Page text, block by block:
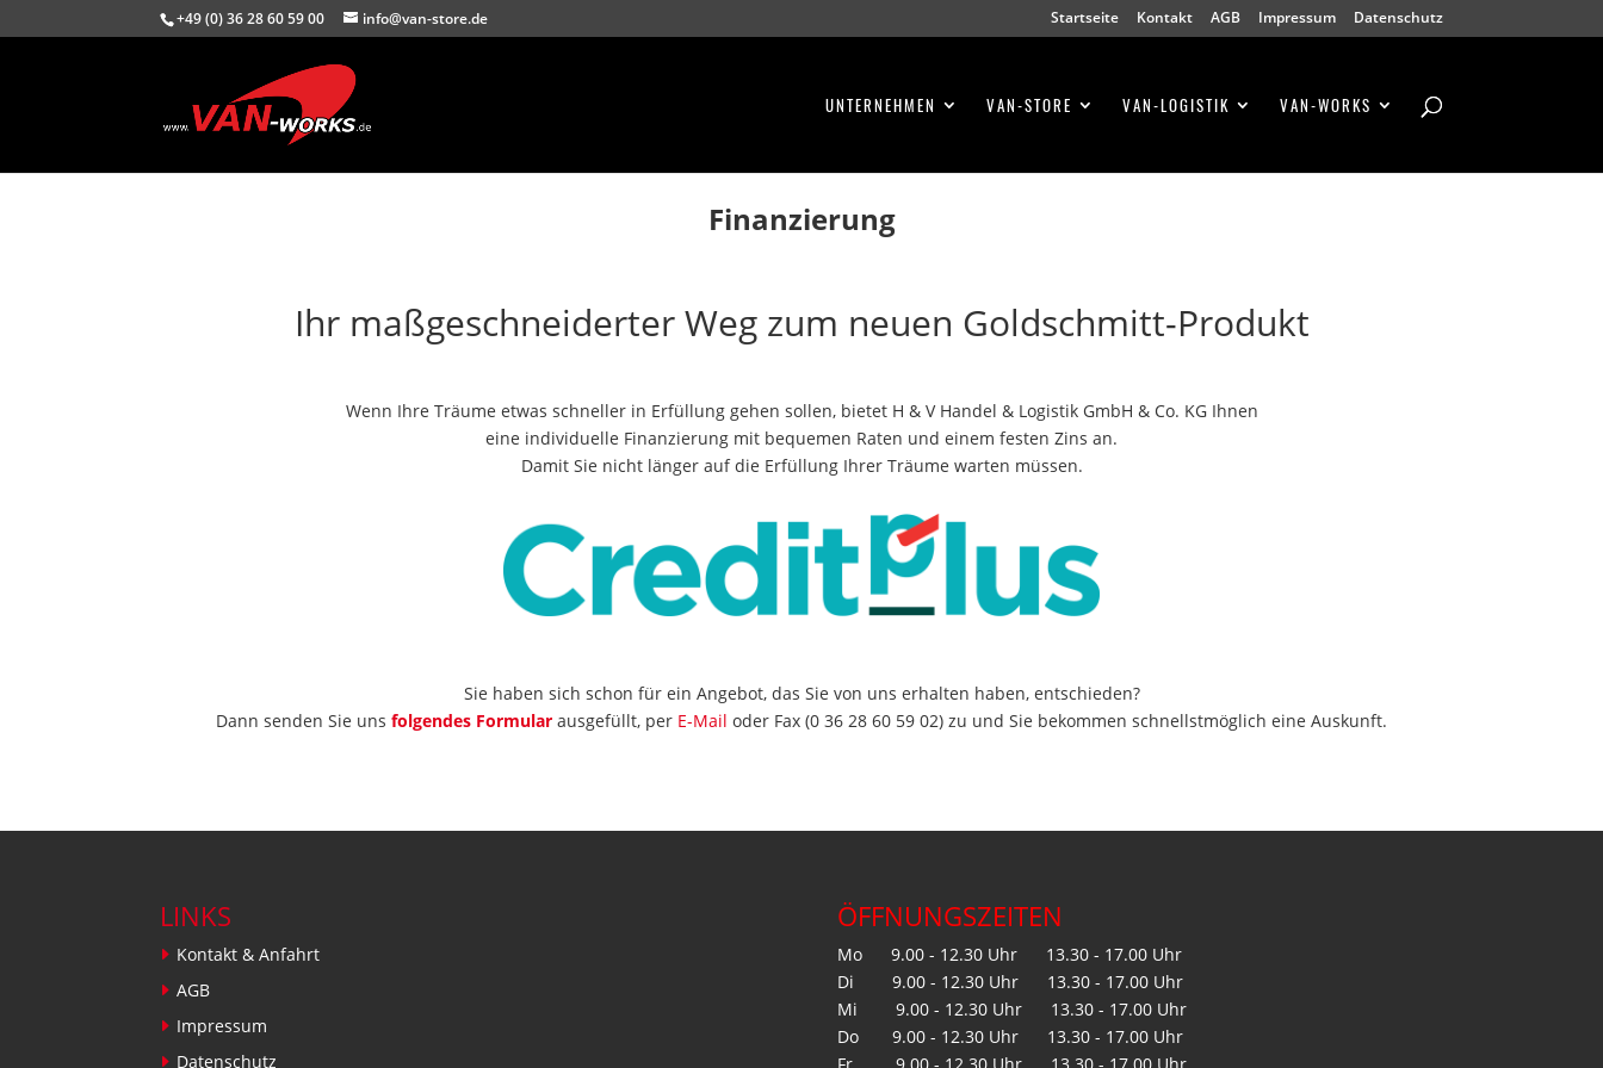
+49 (0) 36 28 60 59 00 info@van-store.de Startseite Kontakt AGB Impressum Datenschutz
UNTERNEHMEN VAN-STORE VAN-LOGISTIK VAN-WORKS
Finanzierung
Ihr maßgeschneiderter Weg zum neuen Goldschmitt-Produkt
Wenn Ihre Träume etwas schneller in Erfüllung gehen sollen, bietet H & V Handel & Logistik GmbH & Co. KG Ihnen
eine individuelle Finanzierung mit bequemen Raten und einem festen Zins an.
Damit Sie nicht länger auf die Erfüllung Ihrer Träume warten müssen.
Sie haben sich schon für ein Angebot, das Sie von uns erhalten haben, entschieden?
Dann senden Sie uns folgendes Formular ausgefüllt, per E-Mail oder Fax (0 36 28 60 59 02) zu und Sie bekommen schnellstmöglich eine Auskunft.
LINKS
Kontakt & Anfahrt
AGB
Impressum
Datenschutz
ÖFFNUNGSZEITEN
Mo 9.00 - 12.30 Uhr 13.30 - 17.00 Uhr
Di 9.00 - 12.30 Uhr 13.30 - 17.00 Uhr
Mi 9.00 - 12.30 Uhr 13.30 - 17.00 Uhr
Do 9.00 - 12.30 Uhr 13.30 - 17.00 Uhr